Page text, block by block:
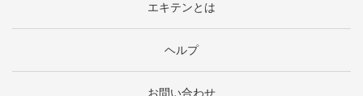
エキテンとは
ヘルプ
お問い合わせ